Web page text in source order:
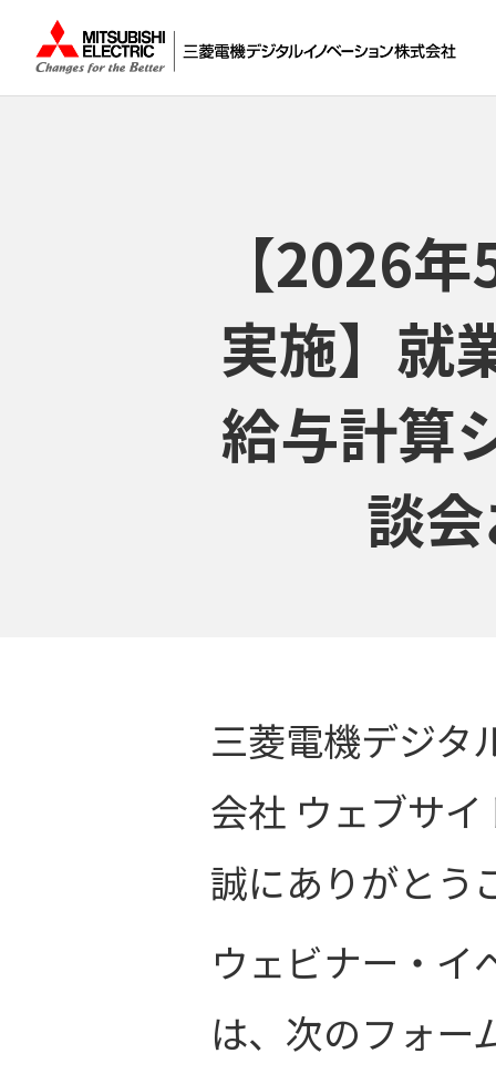
【2026
実施】就
給与計算
談
三菱電機デジタ
会社 ウェブサ
誠にありがとう
ウェビナー・イ
は、次のフォー